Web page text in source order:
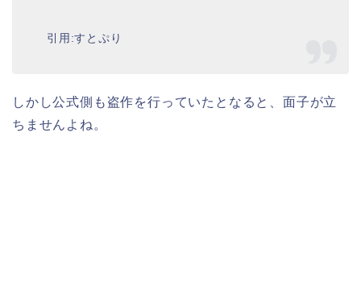
引用:すとぷり
しかし公式側も盗作を行っていたとなると、面子が立
ちませんよね。